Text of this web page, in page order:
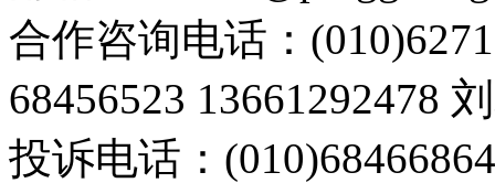
合作咨询电话：
68456523 13661292478
投诉电话：